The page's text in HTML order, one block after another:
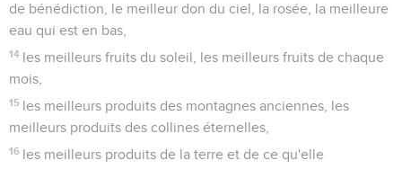
de bénédiction, le meilleur don du ciel, la rosée, la meilleure
eau qui est en bas,
14 les meilleurs fruits du soleil, les meilleurs fruits de chaque
mois,
15 les meilleurs produits des montagnes anciennes, les
meilleurs produits des collines éternelles,
16 les meilleurs produits de la terre et de ce qu'elle